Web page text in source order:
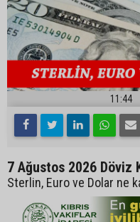
11:44
7 Ağustos 2026 Döviz
Sterlin, Euro ve Dolar ne